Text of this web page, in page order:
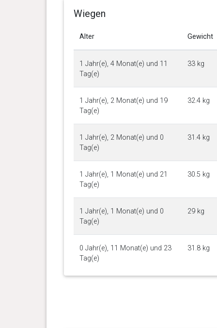
Wiegen
Alter Gewicht
1 Jahr(e), 4 Monat(e) und 11
Tag(e)
33 kg
1 Jahr(e), 2 Monat(e) und 19
Tag(e)
32.4 kg
1 Jahr(e), 2 Monat(e) und 0
Tag(e)
31.4 kg
1 Jahr(e), 1 Monat(e) und 21
Tag(e)
30.5 kg
1 Jahr(e), 1 Monat(e) und 0
Tag(e)
29 kg
0 Jahr(e), 11 Monat(e) und 23
Tag(e)
31.8 kg